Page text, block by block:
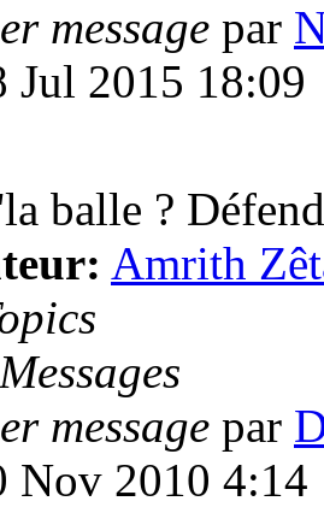
message par
Jul 2015 18:09
balle ?
Amrith
Messages
message par
Nov 2010 4:14